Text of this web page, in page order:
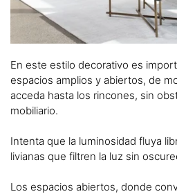
En este estilo decorativo es
espacios amplios y abiertos, de
acceda hasta los rincones, sin
mobiliario.
Intenta que la luminosidad fluya
livianas que filtren la luz sin
Los espacios abiertos, donde